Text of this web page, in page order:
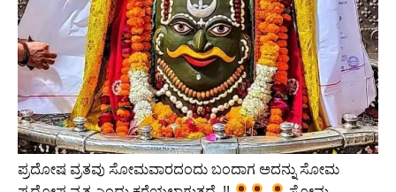
ಪ್ರದೋಷ ವ್ರತವು ಸೋಮವಾರದಂದು ಬಂದಾಗ ಅದನ್ನು ಸೋಮ